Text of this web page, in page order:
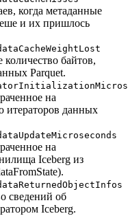
когда метаданные
и их пришлось
байтов,
Parquet.
на
данных
на
Iceberg из
сведений об
Iceberg.